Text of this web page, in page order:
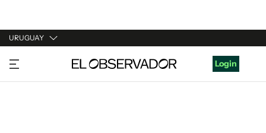
URUGUAY
URUGUAY
ARGENTINA
Login